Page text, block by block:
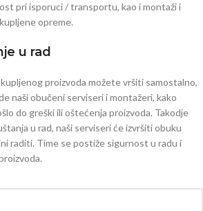
pri isporuci / transportu, kao i montaži i
opreme.
u rad
proizvoda možete vršiti samostalno,
naši obučeni serviseri i montažeri, kako
do greški ili oštećenja proizvoda. Takodje
u rad, naši serviseri će izvršiti obuku
raditi. Time se postiže sigurnost u radu i